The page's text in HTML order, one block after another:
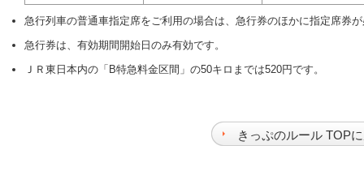
急行列車の普通車指定席をご利用の場合は、急行券のほかに指定席券
急行券は、有効期間開始日のみ有効です。
ＪＲ東日本内の「B特急料金区間」の50キロまでは520円です。
きっぷのルール TOP